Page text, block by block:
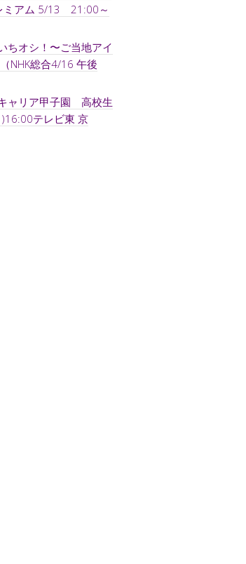
ミアム 5/13 21:00～
ちオシ！〜ご当地アイ
NHK総合4/16 午後
ャリア甲子園 高校生
テレビ東 京